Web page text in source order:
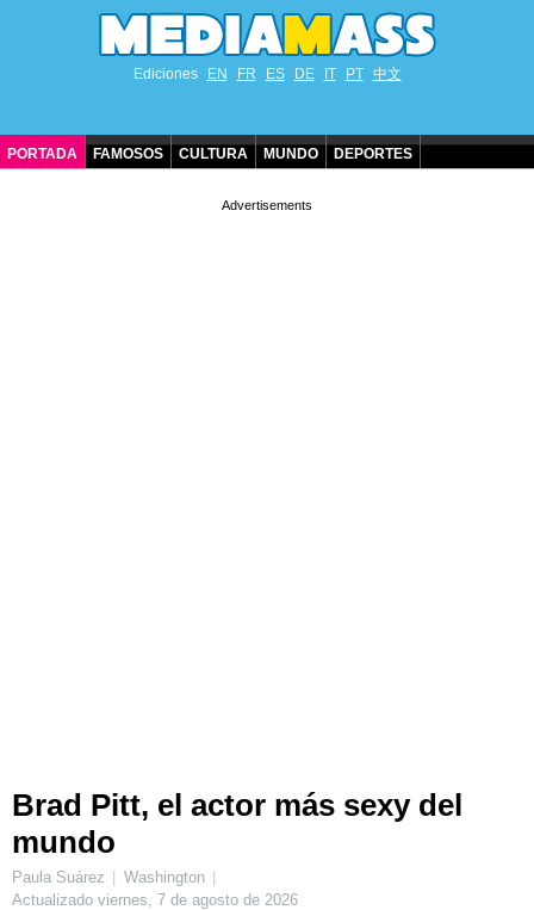
Ediciones EN FR ES DE IT PT 中文
PORTADA FAMOSOS CULTURA MUNDO DEPORTES
Brad Pitt, el actor más sexy del
mundo
Paula Suárez
Washington
Actualizado viernes, 7 de agosto de 2026